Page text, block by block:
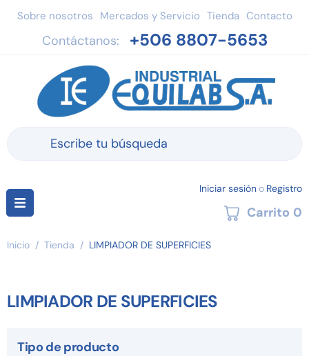
Sobre nosotros Mercados y Servicio Tienda Contacto
Contáctanos: +506 8807-5653
Iniciar sesióno Registro
Carrito 0
Inicio / Tienda / LIMPIADOR DE SUPERFICIES
LIMPIADOR DE SUPERFICIES
Tipo de producto